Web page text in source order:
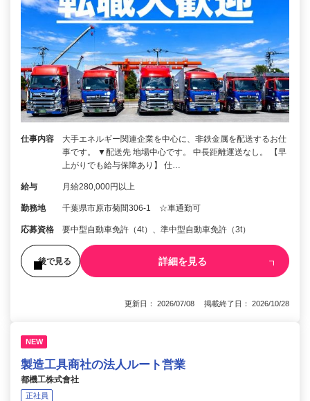
仕事内容
大手エネルギー関連企業を中心に、非鉄金属を配送するお仕
事です。 ▼配送先 地場中心です。 中長距離運送なし。 【早
上がりでも給与保障あり】 仕…
給与 月給280,000円以上
勤務地 千葉県市原市菊間306-1 ☆車通勤可
応募資格 要中型自動車免許（4t）、準中型自動車免許（3t）
後で見る 詳細を見る
更新日： 2026/07/08 掲載終了日： 2026/10/28
NEW
製造工具商社の法人ルート営業
都機工株式會社
正社員